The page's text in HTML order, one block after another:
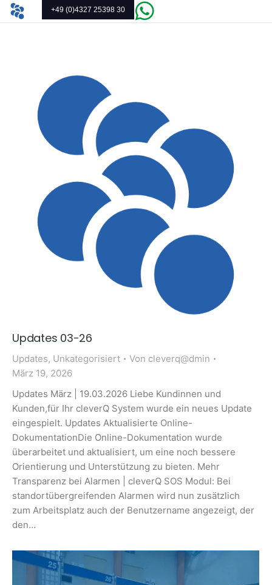
+49 (0)4327 25398 30
Updates 03-26
Updates, Unkategorisiert Von cleverq@dmin
März 19, 2026
Updates März | 19.03.2026 Liebe Kundinnen und
Kunden,für Ihr cleverQ System wurde ein neues Update
eingespielt. Updates Aktualisierte Online-
DokumentationDie Online-Dokumentation wurde
überarbeitet und aktualisiert, um eine noch bessere
Orientierung und Unterstützung zu bieten. Mehr
Transparenz bei Alarmen | cleverQ SOS Modul: Bei
standortübergreifenden Alarmen wird nun zusätzlich
zum Arbeitsplatz auch der Benutzername angezeigt, der
den…